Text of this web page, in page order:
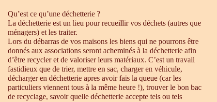
Qu’est ce qu’une déchetterie ?
La déchetterie est un lieu pour recueillir vos déchets (autres que
ménagers) et les traiter.
Lors du débarras de vos maisons les biens qui ne pourrons être
donnés aux associations seront acheminés à la déchetterie afin
d’être recycler et de valoriser leurs matériaux. C’est un travail
fastidieux que de trier, mettre en sac, charger en véhicule,
décharger en déchetterie apres avoir fais la queue (car les
particuliers viennent tous à la même heure !), trouver le bon bac
de recyclage, savoir quelle déchetterie accepte tels ou tels